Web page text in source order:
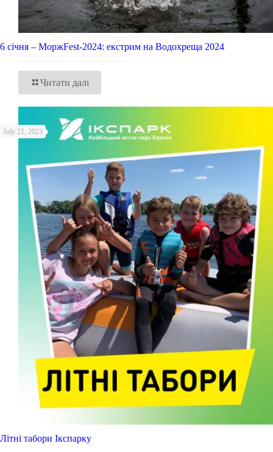
6 січня – МоржFest-2024: екстрим на Водохреща 2024
Читати далі
July 21, 2023
Літні табори Ікспарку